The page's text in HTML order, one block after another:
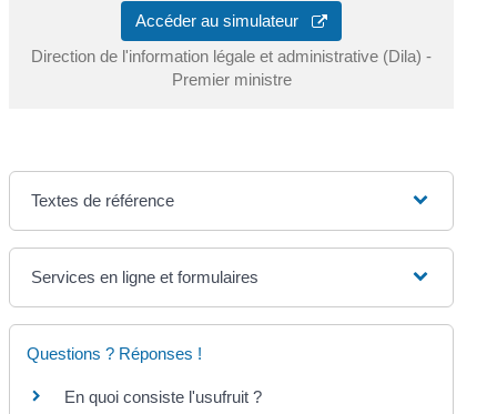
Accéder au simulateur
Direction de l'information légale et administrative (Dila) -
Premier ministre
Textes de référence
Services en ligne et formulaires
Questions ? Réponses !
En quoi consiste l'usufruit ?